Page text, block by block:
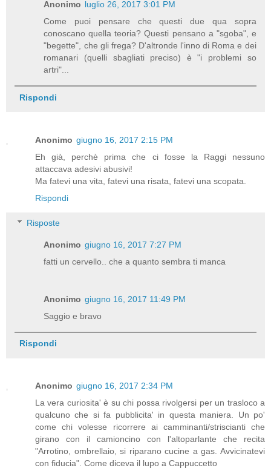
Anonimo luglio 26, 2017 3:01 PM
Come puoi pensare che questi due qua sopra
conoscano quella teoria? Questi pensano a "sgoba", e
"begette", che gli frega? D'altronde l'inno di Roma e dei
romanari (quelli sbagliati preciso) è "i problemi so
artri"...
Rispondi
Anonimo giugno 16, 2017 2:15 PM
Eh già, perchè prima che ci fosse la Raggi nessuno
attaccava adesivi abusivi!
Ma fatevi una vita, fatevi una risata, fatevi una scopata.
Rispondi
Risposte
Anonimo giugno 16, 2017 7:27 PM
fatti un cervello.. che a quanto sembra ti manca
Anonimo giugno 16, 2017 11:49 PM
Saggio e bravo
Rispondi
Anonimo giugno 16, 2017 2:34 PM
La vera curiosita' è su chi possa rivolgersi per un trasloco a
qualcuno che si fa pubblicita' in questa maniera. Un po'
come chi volesse ricorrere ai camminanti/striscianti che
girano con il camioncino con l'altoparlante che recita
"Arrotino, ombrellaio, si riparano cucine a gas. Avvicinatevi
con fiducia". Come diceva il lupo a Cappuccetto